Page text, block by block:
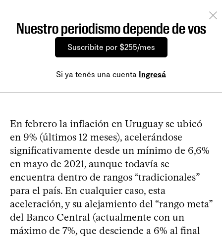
Nuestro periodismo depende de vos
Suscribite por $255/mes
Si ya tenés una cuenta Ingresá
En febrero la inflación en Uruguay se ubicó
en 9% (últimos 12 meses), acelerándose
significativamente desde un mínimo de 6,6%
en mayo de 2021, aunque todavía se
encuentra dentro de rangos “tradicionales”
para el país. En cualquier caso, esta
aceleración, y su alejamiento del “rango meta”
del Banco Central (actualmente con un
máximo de 7%, que desciende a 6% al final